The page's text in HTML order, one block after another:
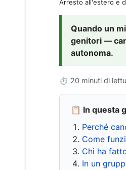
Arresto all'estero e
Quando un
genitori —
autonoma.
⏱ 20 minuti di
📋 In questa
Perché
Come
Chi ha
In un